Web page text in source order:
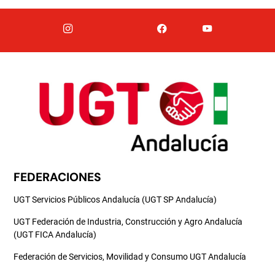
FEDERACIONES
UGT Servicios Públicos Andalucía (UGT SP Andalucía)
UGT Federación de Industria, Construcción y Agro Andalucía
(UGT FICA Andalucía)
Federación de Servicios, Movilidad y Consumo UGT Andalucía